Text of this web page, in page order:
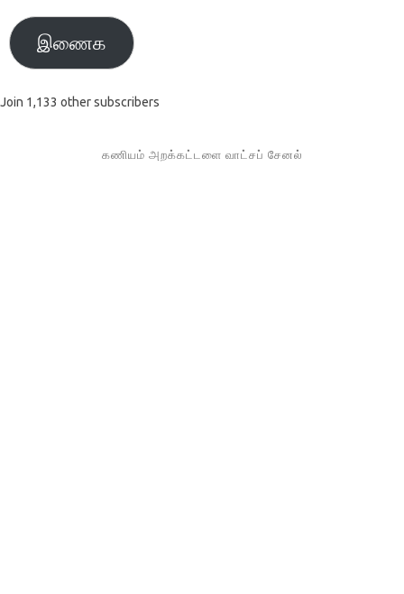
இணைக
Join 1,133 other subscribers
கணியம் அறக்கட்டளை வாட்சப் சேனல்